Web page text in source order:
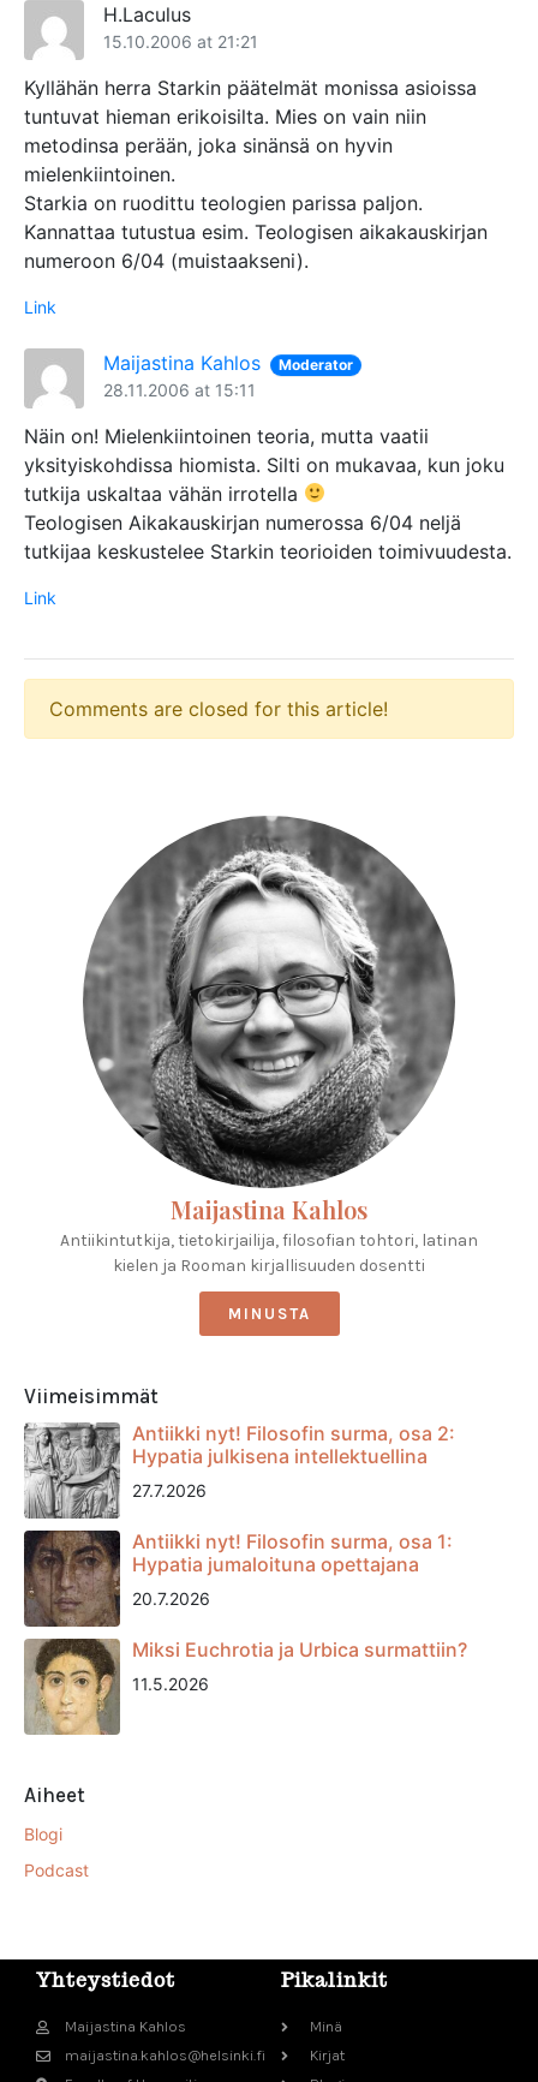
H.Laculus
15.10.2006 at 21:21
Kyllähän herra Starkin päätelmät monissa asioissa
tuntuvat hieman erikoisilta. Mies on vain niin
metodinsa perään, joka sinänsä on hyvin
mielenkiintoinen.
Starkia on ruodittu teologien parissa paljon.
Kannattaa tutustua esim. Teologisen aikakauskirjan
numeroon 6/04 (muistaakseni).
Link
Maijastina Kahlos Moderator
28.11.2006 at 15:11
Näin on! Mielenkiintoinen teoria, mutta vaatii
yksityiskohdissa hiomista. Silti on mukavaa, kun joku
tutkija uskaltaa vähän irrotella
Teologisen Aikakauskirjan numerossa 6/04 neljä
tutkijaa keskustelee Starkin teorioiden toimivuudesta.
Link
Comments are closed for this article!
Maijastina Kahlos
Antiikintutkija, tietokirjailija, filosofian tohtori, latinan
kielen ja Rooman kirjallisuuden dosentti
MINUSTA
Viimeisimmät
Antiikki nyt! Filosofin surma, osa 2:
Hypatia julkisena intellektuellina
27.7.2026
Antiikki nyt! Filosofin surma, osa 1:
Hypatia jumaloituna opettajana
20.7.2026
Miksi Euchrotia ja Urbica surmattiin?
11.5.2026
Aiheet
Blogi
Podcast
Yhteystiedot
Maijastina Kahlos
maijastina.kahlos@helsinki.fi
Pikalinkit
Minä
Kirjat